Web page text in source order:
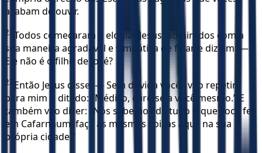
acabam de ouvir.
22 Todos começaram a elogiar Jesus, admirados com a
sua maneira agradável e simpática de falar, e diziam: —
Ele não é o filho de José?
23 Então Jesus disse: — Sem dúvida vocês vão repetir
para mim o ditado: “Médico, cure-se a você mesmo.” E
também vão dizer: “Nós sabemos de tudo o que você fez
em Cafarnaum; faça as mesmas coisas aqui, na sua
própria cidade.”